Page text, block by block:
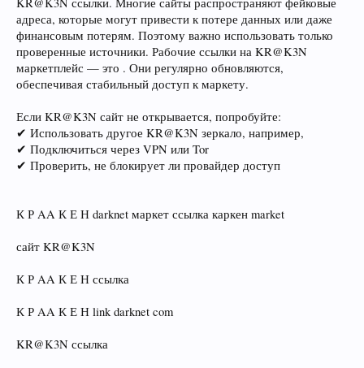
адреса, которые могут привести к потере данных или даже
финансовым потерям. Поэтому важно использовать только
проверенные источники. Рабочие ссылки на KR@K3N
маркетплейс — это . Они регулярно обновляются,
обеспечивая стабильный доступ к маркету.
Если KR@K3N сайт не открывается, попробуйте:
✔ Использовать другое KR@K3N зеркало, например,
✔ Подключиться через VPN или Tor
✔ Проверить, не блокирует ли провайдер доступ
К Р AA К Е Н darknet маркет ссылка каркен market
сайт KR@K3N
К Р AA К Е Н ссылка
К Р AA К Е Н link darknet com
KR@K3N ссылка